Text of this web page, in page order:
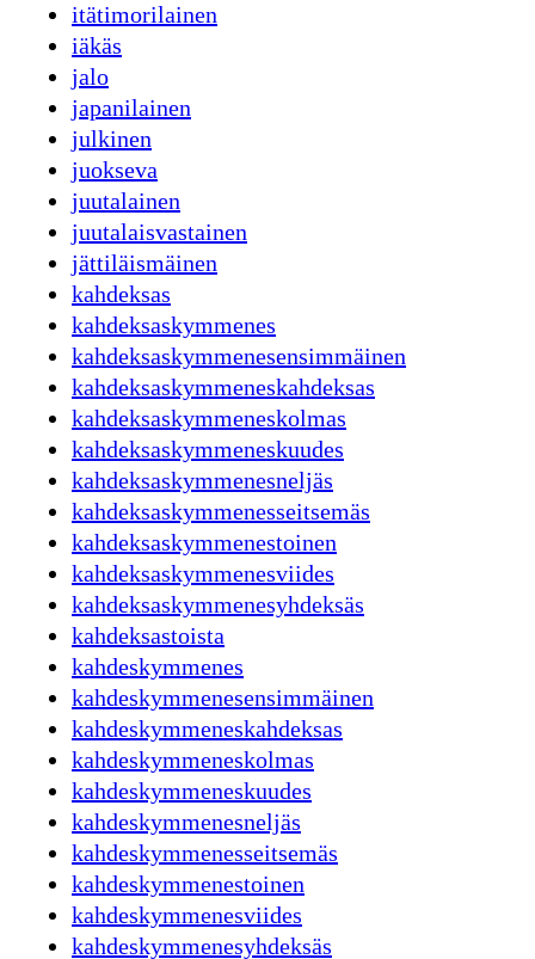
itätimorilainen
iäkäs
jalo
japanilainen
julkinen
juokseva
juutalainen
juutalaisvastainen
jättiläismäinen
kahdeksas
kahdeksaskymmenes
kahdeksaskymmenesensimmäinen
kahdeksaskymmeneskahdeksas
kahdeksaskymmeneskolmas
kahdeksaskymmeneskuudes
kahdeksaskymmenesneljäs
kahdeksaskymmenesseitsemäs
kahdeksaskymmenestoinen
kahdeksaskymmenesviides
kahdeksaskymmenesyhdeksäs
kahdeksastoista
kahdeskymmenes
kahdeskymmenesensimmäinen
kahdeskymmeneskahdeksas
kahdeskymmeneskolmas
kahdeskymmeneskuudes
kahdeskymmenesneljäs
kahdeskymmenesseitsemäs
kahdeskymmenestoinen
kahdeskymmenesviides
kahdeskymmenesyhdeksäs